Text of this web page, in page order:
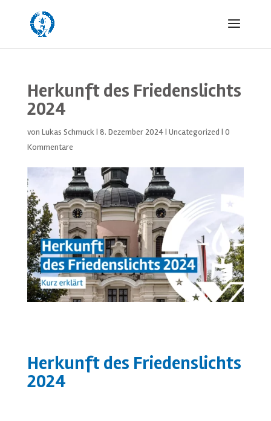
Herkunft des Friedenslichts
2024
von Lukas Schmuck| 8. Dezember 2024| Uncategorized | 0
Kommentare
Herkunft des Friedenslichts
2024